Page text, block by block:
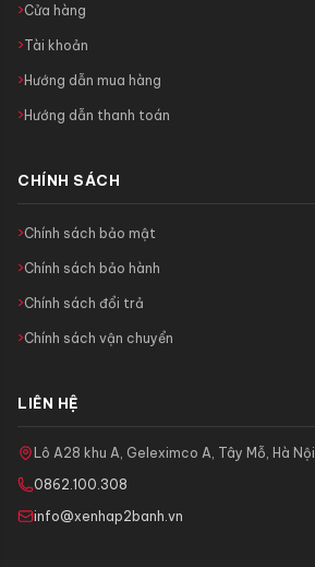
Cửa hàng
Tài khoản
Hướng dẫn mua hàng
Hướng dẫn thanh toán
CHÍNH SÁCH
Chính sách bảo mật
Chính sách bảo hành
Chính sách đổi trả
Chính sách vận chuyển
LIÊN HỆ
Lô A28 khu A, Geleximco A, Tây Mỗ, Hà Nội
0862.100.308
info@xenhap2banh.vn